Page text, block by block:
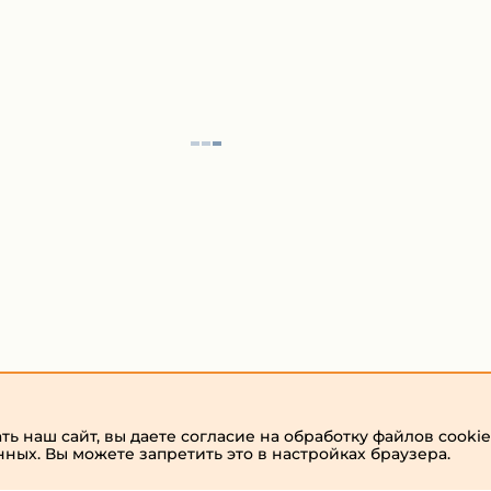
наш сайт, вы даете согласие на обработку файлов cookie
Вы можете запретить это в настройках браузера.